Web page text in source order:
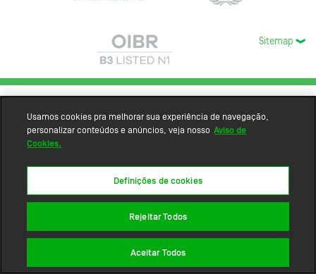
Sitemap
Usamos cookies pra melhorar sua experiência de navegação,
personalizar conteúdos e anúncios, veja nosso Aviso de
Cookies.
Definições de cookies
Rejeitar Todos
Aceitar Todos